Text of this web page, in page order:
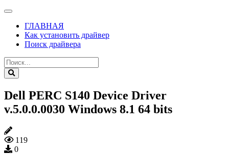
ГЛАВНАЯ
Как установить драйвер
Поиск драйвера
Dell PERC S140 Device Driver
v.5.0.0.0030 Windows 8.1 64 bits
119
0